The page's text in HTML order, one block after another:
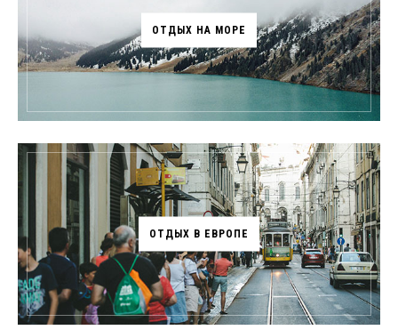
ОТДЫХ НА МОРЕ
ОТДЫХ В ЕВРОПЕ